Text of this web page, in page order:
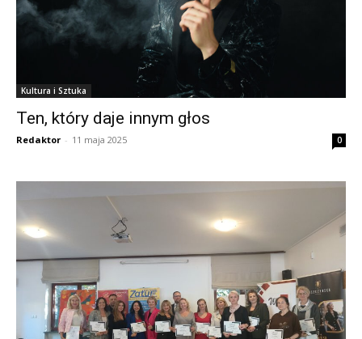
Kultura i Sztuka
Ten, który daje innym głos
Redaktor - 11 maja 2025 0